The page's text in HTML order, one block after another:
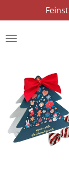
Hauptinhalt
springen